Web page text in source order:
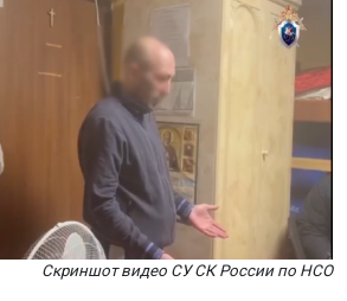
Скриншот видео СУ СК России по НСО